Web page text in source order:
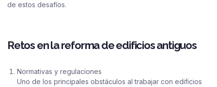
de estos desafíos.
Retos en la reforma de edificios antiguos
Normativas y regulaciones
Uno de los principales obstáculos al trabajar con edificios